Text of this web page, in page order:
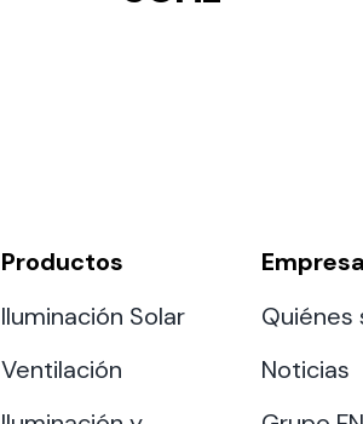
Productos
Iluminación Solar
Ventilación
Empresa
Quiénes
Noticias